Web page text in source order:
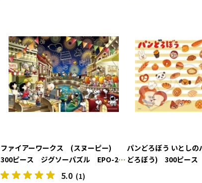
ファイアーワークス (スヌーピー)
300ピース ジグソーパズル EPO-28-
310ｓ ［CP-FW］5.0 (1)
パンどろぼう いとし
どろぼう) 300ピース